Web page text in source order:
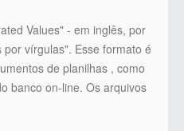
Values" - em inglês, por
vírgulas". Esse formato é
de planilhas , como
banco on-line. Os arquivos